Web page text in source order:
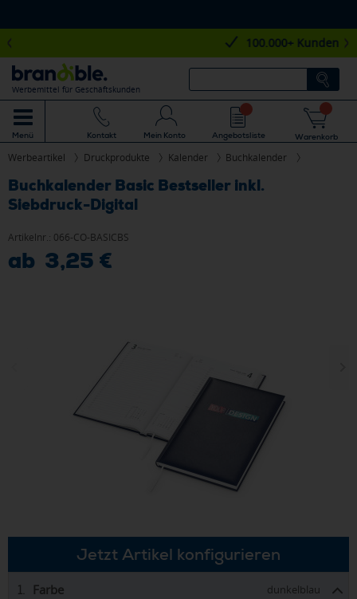
100.000+ Kunden
Werbemittel für Geschäftskunden
Menü Kontakt Mein Konto Angebotsliste Warenkorb
Werbeartikel Druckprodukte Kalender Buchkalender
Buchkalender Basic Bestseller inkl.
Siebdruck-Digital
Artikelnr.: 066-CO-BASICBS
ab 3,25 €
Jetzt Artikel konfigurieren
1. Farbe dunkelblau